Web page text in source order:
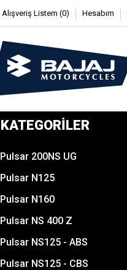
Alışveriş Listem (0) Hesabım
KATEGORILER
Pulsar 200NS UG
Pulsar N125
Pulsar N160
Pulsar NS 400 Z
Pulsar NS125 - ABS
Pulsar NS125 - CBS